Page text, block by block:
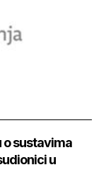
o sustavima
u